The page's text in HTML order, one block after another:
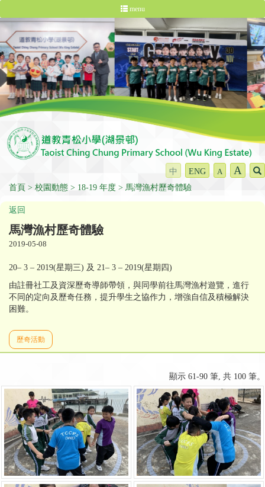
menu
中 ENG A A
首頁 校園動態 18-19 年度 馬灣漁村歷奇體驗
返回
馬灣漁村歷奇體驗
2019-05-08
20– 3 – 2019(星期三) 及 21– 3 – 2019(星期四)
由註冊社工及資深歷奇導師帶領，與同學前往馬灣漁村遊覽，進行
不同的定向及歷奇任務，提升學生之協作力，增強自信及積極解決
困難。
歷奇活動
顯示 61-90 筆, 共 100 筆。